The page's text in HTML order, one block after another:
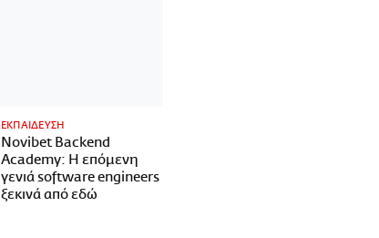
ΕΚΠΑΙΔΕΥΣΗ
Novibet Backend
Academy: Η επόμενη
γενιά software engineers
ξεκινά από εδώ